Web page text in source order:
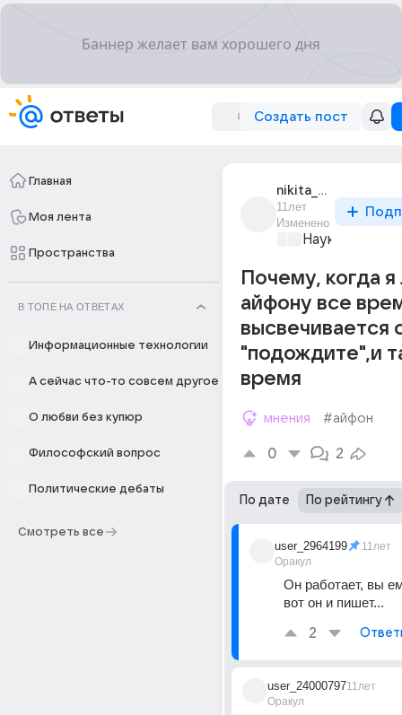
Создать пост
Главная
Моя лента
Пространства
В ТОПЕ НА ОТВЕТАХ
Информационные технологии
А сейчас что-то совсем другое
О любви без купюр
Философский вопрос
Политические дебаты
Смотреть все
nikita_makeev_257
11лет
Изменено
Наука
Почему, когда
айфону все
высвечивается
"подождите",и
время
мнения #айфон
0 2
По дате По рейтингу
user_2964199
Оракул
11лет
Он работает, вы
вот он и пишет...
2
user_24000797
Оракул
11лет